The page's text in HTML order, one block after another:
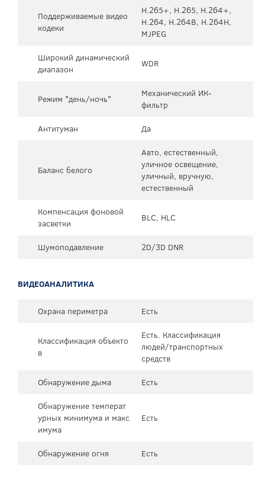
Поддерживаемые видео
кодеки
H.265+, H.265, H.264+,
H.264, H.264B, H.264H,
MJPEG
Широкий динамический
диапазон
WDR
Режим "день/ночь"
Механический ИК-
фильтр
Антитуман
Да
Баланс белого
Авто, естественный,
уличное освещение,
уличный, вручную,
естественный
Компенсация фоновой
засветки
BLC, HLC
Шумоподавление 2D/3D DNR
ВИДЕОАНАЛИТИКА
Охрана периметра Есть
Классификация объекто
в
Есть. Классификация
людей/транспортных
средств
Обнаружение дыма
Есть
Обнаружение температ
урных минимума и макс
имума
Есть
Обнаружение огня Есть